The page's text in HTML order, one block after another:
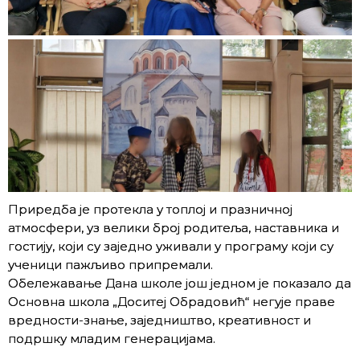
Приредба је протекла у топлој и празничној
атмосфери, уз велики број родитеља, наставника и
гостију, који су заједно уживали у програму који су
ученици пажљиво припремали.
Обележавање Дана школе још једном је показало да
Основна школа „Доситеј Обрадовић“ негује праве
вредности-знање, заједништво, креативност и
подршку младим генерацијама.